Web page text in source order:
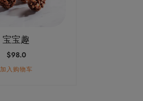
宝宝趣
$98.0
加入购物车